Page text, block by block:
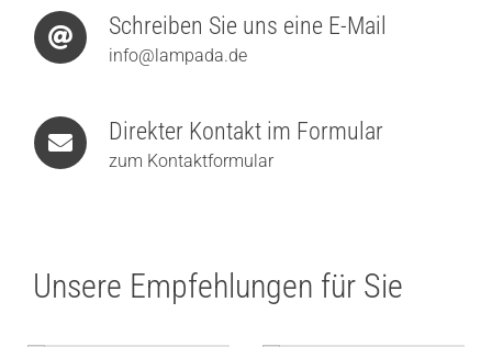
Schreiben Sie uns eine E-Mail
info@lampada.de
Direkter Kontakt im Formular
zum Kontaktformular
Unsere Empfehlungen für Sie